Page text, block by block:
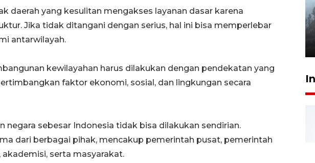
daerah yang kesulitan mengakses layanan dasar karena
Jika tidak ditangani dengan serius, hal ini bisa memperlebar
antarwilayah.
kewilayahan harus dilakukan dengan pendekatan yang
faktor ekonomi, sosial, dan lingkungan secara
negara sebesar Indonesia tidak bisa dilakukan sendirian.
dari berbagai pihak, mencakup pemerintah pusat, pemerintah
akademisi, serta masyarakat.
BPBD Jatim kerahkan "Drone
Water Spray" bantu padamkan
kebakaran Bromo